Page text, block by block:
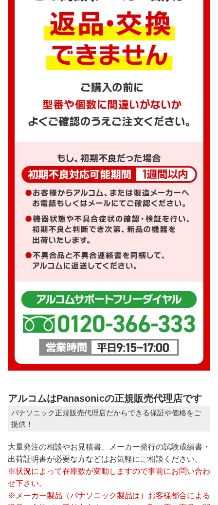
アルコムはPanasonicの正規販売代理店です
パナソニック正規販売代理店だからできる保証や価格をご
提供！
大量発注の相談やお見積書、メーカー発行の試験成績書・
出荷証明書が必要な方などはお気軽にご相談ください。
※状況によって在庫数が変動しますので事前にお問い合わ
せ下さい。
※メーカー製品（パナソニック製品は）お客様都合による